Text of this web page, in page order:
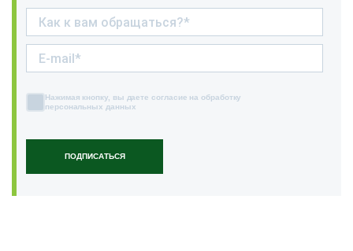
ПОДПИСАТЬСЯ
Нажимая кнопку, вы даете согласие на обработку
персональных данных